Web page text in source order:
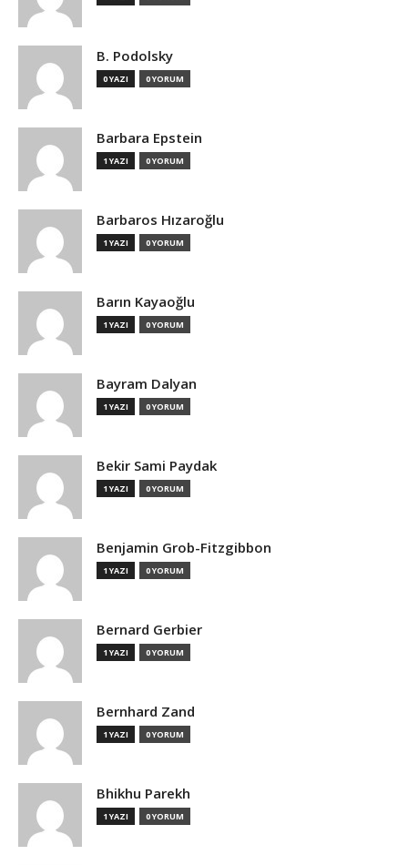
B. Podolsky
0 YAZI 0 YORUM
Barbara Epstein
1 YAZI 0 YORUM
Barbaros Hızaroğlu
1 YAZI 0 YORUM
Barın Kayaoğlu
1 YAZI 0 YORUM
Bayram Dalyan
1 YAZI 0 YORUM
Bekir Sami Paydak
1 YAZI 0 YORUM
Benjamin Grob-Fitzgibbon
1 YAZI 0 YORUM
Bernard Gerbier
1 YAZI 0 YORUM
Bernhard Zand
1 YAZI 0 YORUM
Bhikhu Parekh
1 YAZI 0 YORUM